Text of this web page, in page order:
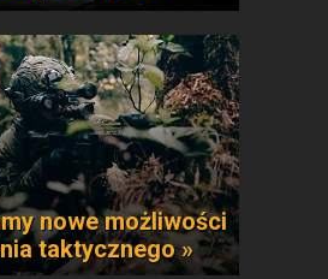
nowe możliwości
taktycznego »